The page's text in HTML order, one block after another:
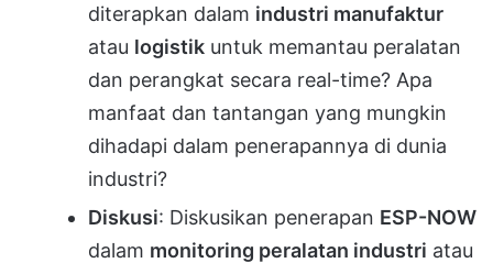
diterapkan dalam industri manufaktur
atau logistik untuk memantau peralatan
dan perangkat secara real-time? Apa
manfaat dan tantangan yang mungkin
dihadapi dalam penerapannya di dunia
industri?
Diskusi: Diskusikan penerapan ESP-NOW
dalam monitoring peralatan industri atau